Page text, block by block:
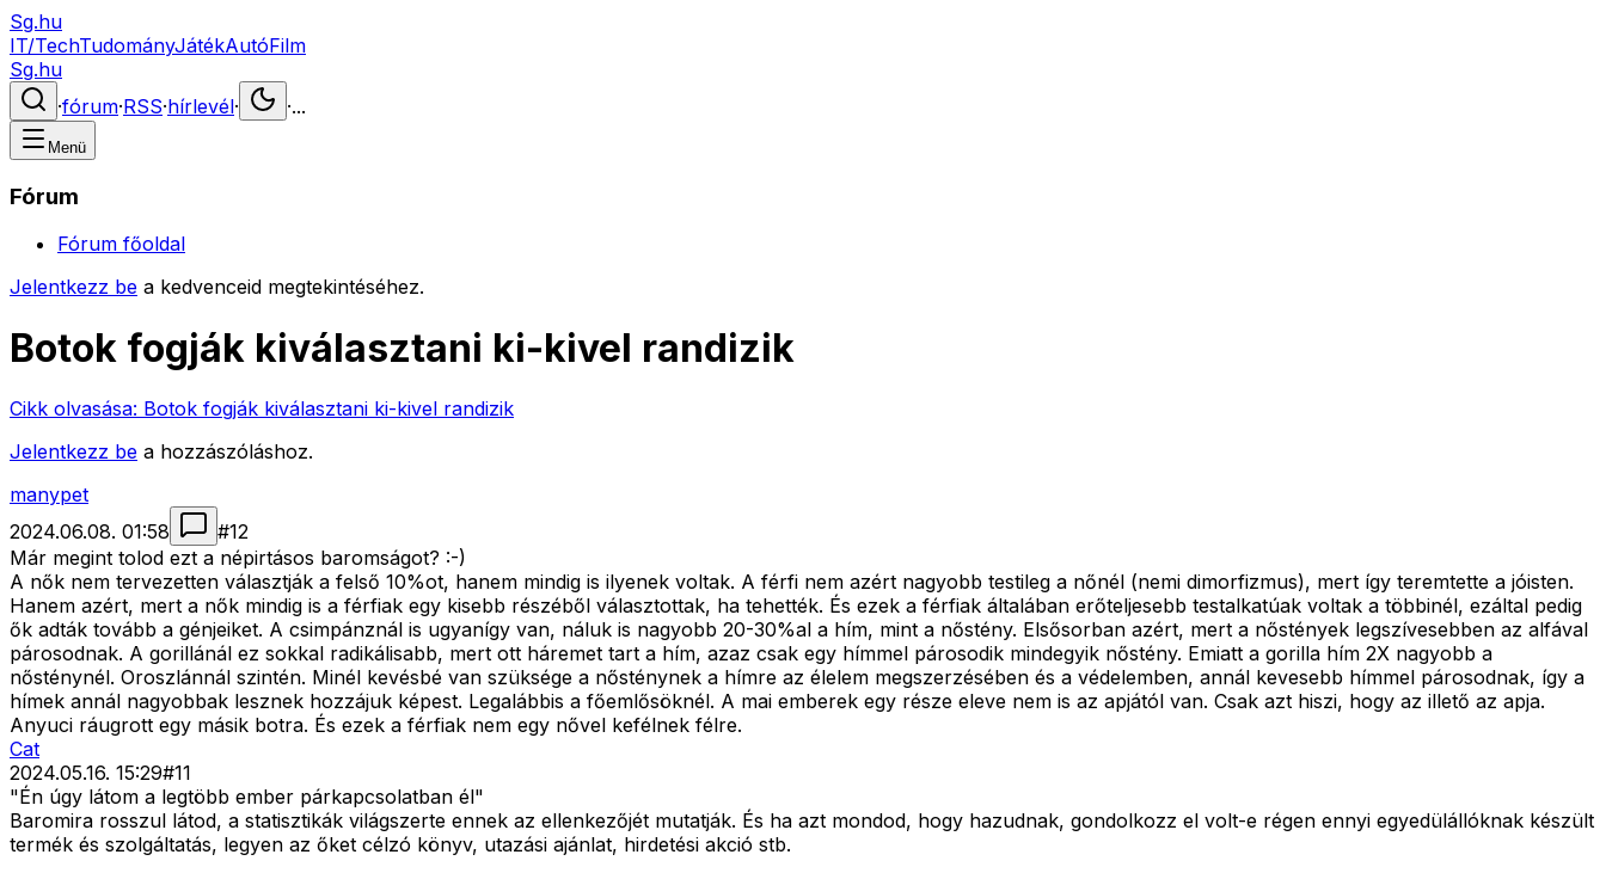
Sg.hu
IT/TechTudományJátékAutóFilm
Sg.hu
·fórum·RSS·hírlevél· ·...
Menü
Fórum
Fórum főoldal
Jelentkezz be a kedvenceid megtekintéséhez.
Botok fogják kiválasztani ki-kivel randizik
Cikk olvasása: Botok fogják kiválasztani ki-kivel randizik
Jelentkezz be a hozzászóláshoz.
manypet
2024.06.08. 01:58
#12
Már megint tolod ezt a népirtásos baromságot? :-)
A nők nem tervezetten választják a felső 10%ot, hanem mindig is ilyenek voltak. A férfi nem azért nagyobb testileg a nőnél (nemi dimorfizmus), mert így teremtette a jóisten.
Hanem azért, mert a nők mindig is a férfiak egy kisebb részéből választottak, ha tehették. És ezek a férfiak általában erőteljesebb testalkatúak voltak a többinél, ezáltal pedig
ők adták tovább a génjeiket. A csimpánznál is ugyanígy van, náluk is nagyobb 20-30%al a hím, mint a nőstény. Elsősorban azért, mert a nőstények legszívesebben az alfával
párosodnak. A gorillánál ez sokkal radikálisabb, mert ott háremet tart a hím, azaz csak egy hímmel párosodik mindegyik nőstény. Emiatt a gorilla hím 2X nagyobb a
nősténynél. Oroszlánnál szintén. Minél kevésbé van szüksége a nősténynek a hímre az élelem megszerzésében és a védelemben, annál kevesebb hímmel párosodnak, így a
hímek annál nagyobbak lesznek hozzájuk képest. Legalábbis a főemlősöknél. A mai emberek egy része eleve nem is az apjától van. Csak azt hiszi, hogy az illető az apja.
Anyuci ráugrott egy másik botra. És ezek a férfiak nem egy nővel kefélnek félre.
Cat
2024.05.16. 15:29#11
"Én úgy látom a legtöbb ember párkapcsolatban él"
Baromira rosszul látod, a statisztikák világszerte ennek az ellenkezőjét mutatják. És ha azt mondod, hogy hazudnak, gondolkozz el volt-e régen ennyi egyedülállóknak készült
termék és szolgáltatás, legyen az őket célzó könyv, utazási ajánlat, hirdetési akció stb.